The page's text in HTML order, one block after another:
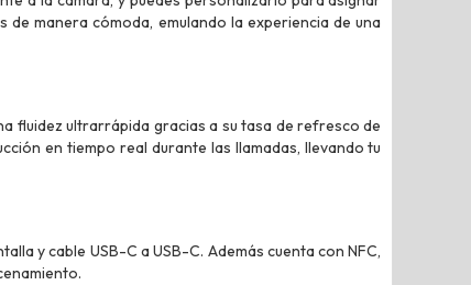
manera cómoda, emulando la experiencia de una
fluidez ultrarrápida gracias a su tasa de refresco de
en tiempo real durante las llamadas, llevando tu
y cable USB-C a USB-C. Además cuenta con NFC,